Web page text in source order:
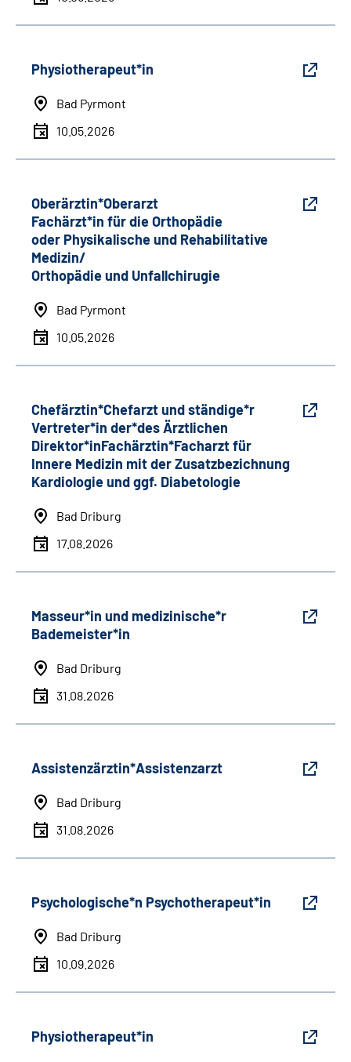
Physiotherapeut*in
Bad Pyrmont
10.05.2026
Oberärztin*Oberarzt
Fachärzt*in für die Orthopädie
oder Physikalische und Rehabilitative
Medizin/
Orthopädie und Unfallchirugie
Bad Pyrmont
10.05.2026
Chefärztin*Chefarzt und ständige*r
Vertreter*in der*des Ärztlichen
Direktor*inFachärztin*Facharzt für
Innere Medizin mit der Zusatzbezichnung
Kardiologie und ggf. Diabetologie
Bad Driburg
17.08.2026
Masseur*in und medizinische*r
Bademeister*in
Bad Driburg
31.08.2026
Assistenzärztin*Assistenzarzt
Bad Driburg
31.08.2026
Psychologische*n Psychotherapeut*in
Bad Driburg
10.09.2026
Physiotherapeut*in